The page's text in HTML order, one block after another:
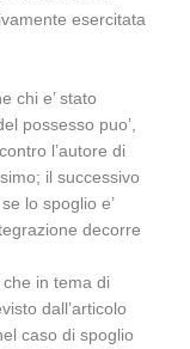
esercitata
chi e’ stato
possesso puo’,
l’autore di
il successivo
lo spoglio e’
decorre
in tema di
dall’articolo
caso di spoglio